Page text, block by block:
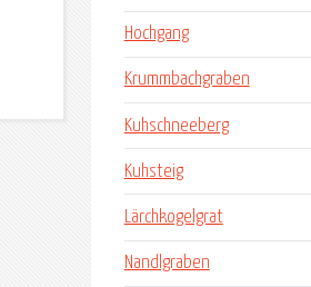
Hochgang
Krummbachgraben
Kuhschneeberg
Kuhsteig
Lärchkogelgrat
Nandlgraben